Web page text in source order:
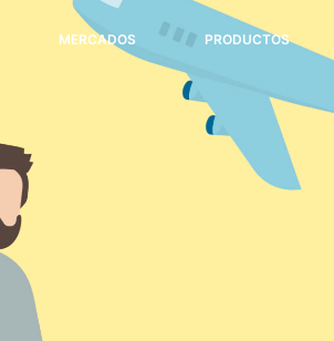
MERCADOS PRODUCTOS